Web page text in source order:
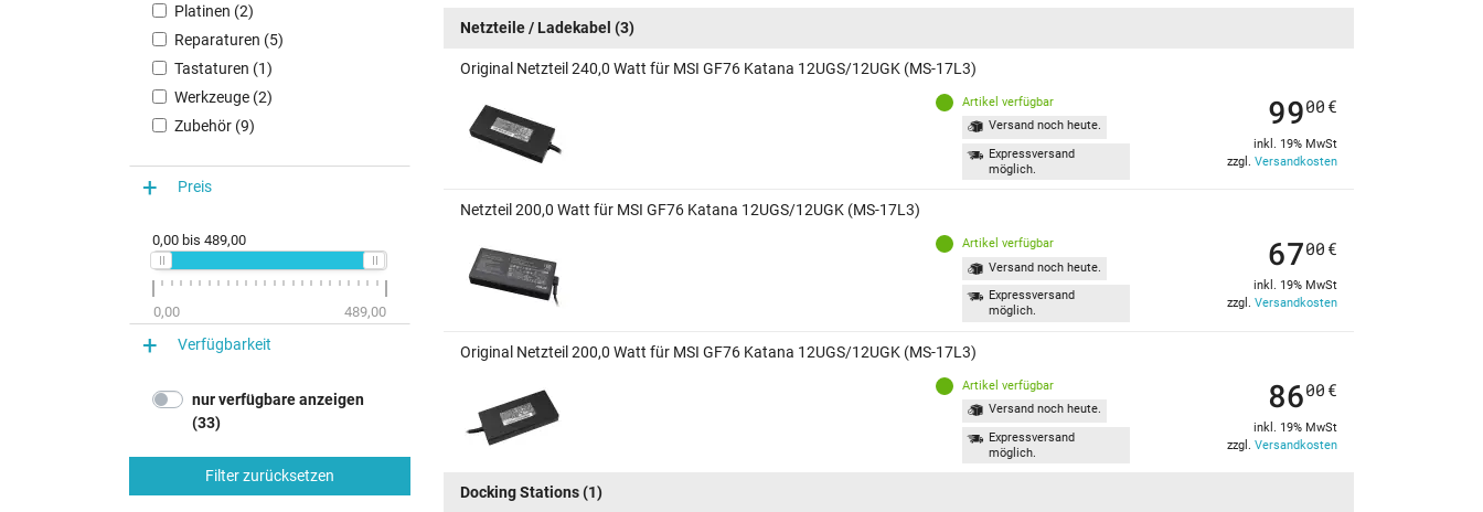
Platinen (2)
Reparaturen (5)
Tastaturen (1)
Werkzeuge (2)
Zubehör (9)
Preis
0,00 bis 489,00
0,00 489,00
Verfügbarkeit
nur verfügbare anzeigen
(33)
Filter zurücksetzen
Netzteile / Ladekabel (3)
Original Netzteil 240,0 Watt für MSI GF76 Katana 12UGS/12UGK (MS-17L3)
Artikel verfügbar
Versand noch heute.
Expressversand
möglich.
9900 €
inkl. 19% MwSt
zzgl. Versandkosten
Netzteil 200,0 Watt für MSI GF76 Katana 12UGS/12UGK (MS-17L3)
Artikel verfügbar
Versand noch heute.
Expressversand
möglich.
6700 €
inkl. 19% MwSt
zzgl. Versandkosten
Original Netzteil 200,0 Watt für MSI GF76 Katana 12UGS/12UGK (MS-17L3)
Artikel verfügbar
Versand noch heute.
Expressversand
möglich.
8600 €
inkl. 19% MwSt
zzgl. Versandkosten
Docking Stations(1)